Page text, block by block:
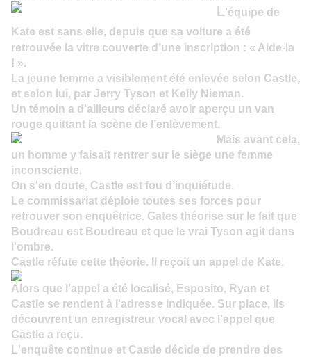
L'équipe de
Kate est sans elle, depuis que sa voiture a été
retrouvée la vitre couverte d’une inscription : « Aide-la
! ».
La jeune femme a visiblement été enlevée selon Castle,
et selon lui, par Jerry Tyson et Kelly Nieman.
Un témoin a d'ailleurs déclaré avoir aperçu un van
rouge quittant la scène de l’enlèvement.
Mais avant cela,
un homme y faisait rentrer sur le siège une femme
inconsciente.
On s'en doute, Castle est fou d’inquiétude.
Le commissariat déploie toutes ses forces pour
retrouver son enquêtrice. Gates théorise sur le fait que
Boudreau est Boudreau et que le vrai Tyson agit dans
l'ombre.
Castle réfute cette théorie. Il reçoit un appel de Kate.
Alors que l'appel a été localisé, Esposito, Ryan et
Castle se rendent à l'adresse indiquée. Sur place, ils
découvrent un enregistreur vocal avec l'appel que
Castle a reçu.
L'enquête continue et Castle décide de prendre des